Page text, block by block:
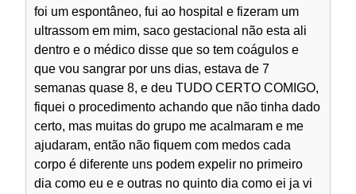
foi um espontâneo, fui ao hospital e fizeram um
ultrassom em mim, saco gestacional não esta ali
dentro e o médico disse que so tem coágulos e
que vou sangrar por uns dias, estava de 7
semanas quase 8, e deu TUDO CERTO COMIGO,
fiquei o procedimento achando que não tinha dado
certo, mas muitas do grupo me acalmaram e me
ajudaram, então não fiquem com medos cada
corpo é diferente uns podem expelir no primeiro
dia como eu e e outras no quinto dia como ei ja vi